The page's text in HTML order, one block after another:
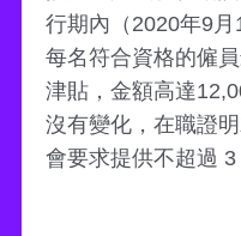
行期內（2020年9月
每名符合資格的僱
津貼，金額高達
沒有變化，在職證
會要求提供不超過 3